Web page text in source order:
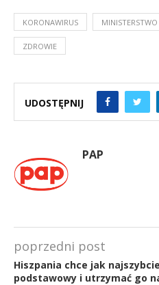
KORONAWIRUS
ZDROWIE
UDOSTĘPNIJ
PAP
poprzedni post
Hiszpania chce jak
podstawowy i utrzymać go